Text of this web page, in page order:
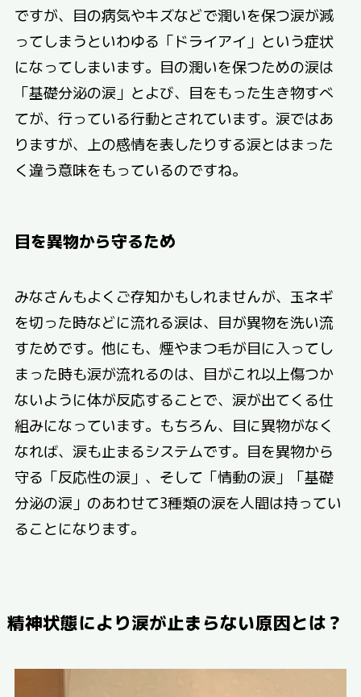
ですが、目の病気やキズなどで潤いを保つ涙が減
ってしまうといわゆる「ドライアイ」という症状
になってしまいます。目の潤いを保つための涙は
「基礎分泌の涙」とよび、目をもった生き物すべ
てが、行っている行動とされています。涙ではあ
りますが、上の感情を表したりする涙とはまった
く違う意味をもっているのですね。
目を異物から守るため
みなさんもよくご存知かもしれませんが、玉ネギ
を切った時などに流れる涙は、目が異物を洗い流
すためです。他にも、煙やまつ毛が目に入ってし
まった時も涙が流れるのは、目がこれ以上傷つか
ないように体が反応することで、涙が出てくる仕
組みになっています。もちろん、目に異物がなく
なれば、涙も止まるシステムです。目を異物から
守る「反応性の涙」、そして「情動の涙」「基礎
分泌の涙」のあわせて3種類の涙を人間は持ってい
ることになります。
精神状態により涙が止まらない原因とは？